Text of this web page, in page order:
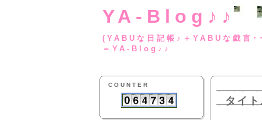
YA-Blog♪♪
(YABUな日記帳♪
＝YA-Blog♪♪
COUNTER
タイ